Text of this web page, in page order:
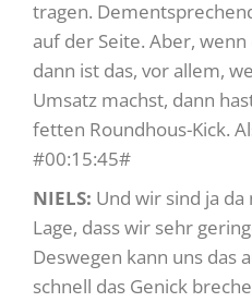
tragen.
auf der Seite. Aber,
dann ist das, vor allem,
Umsatz machst, dann
fetten Roundhous-Kick.
#00:15:45#
NIELS: Und wir sind ja
Lage, dass wir sehr
Deswegen kann uns das
schnell das Genick